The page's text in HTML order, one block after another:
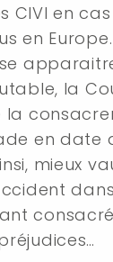
CIVI en
en
la
en date
mieux